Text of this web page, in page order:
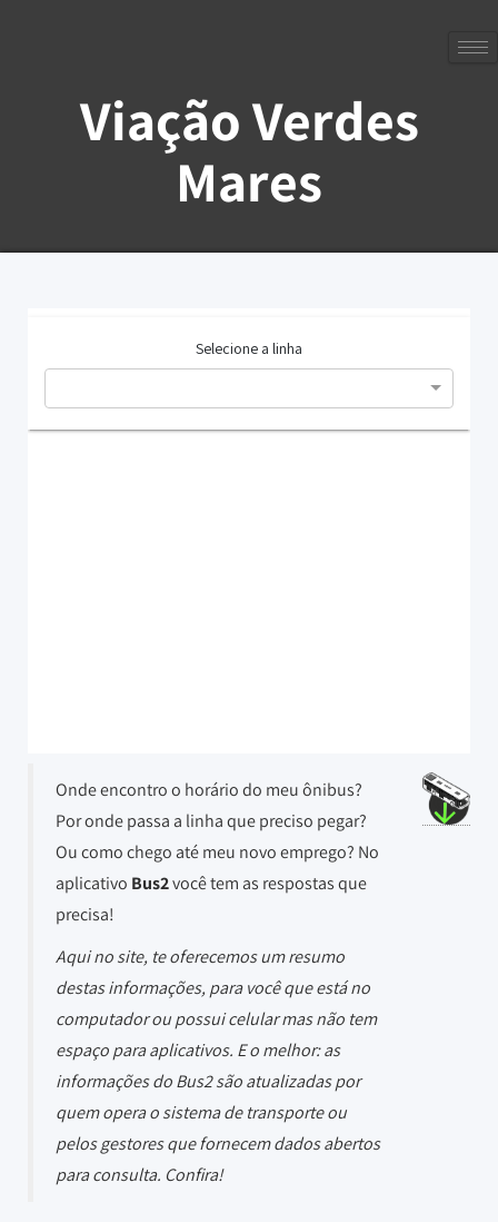
Viação Verdes
Mares
Onde encontro o horário do meu ônibus?
Por onde passa a linha que preciso pegar?
Ou como chego até meu novo emprego? No
aplicativo Bus2você tem as respostas que
precisa!
Aqui no site, te oferecemos um resumo
destas informações, para você que está no
computador ou possui celular mas não tem
espaço para aplicativos. E o melhor: as
informações do Bus2 são atualizadas por
quem opera o sistema de transporte ou
pelos gestores que fornecem dados abertos
para consulta. Confira!